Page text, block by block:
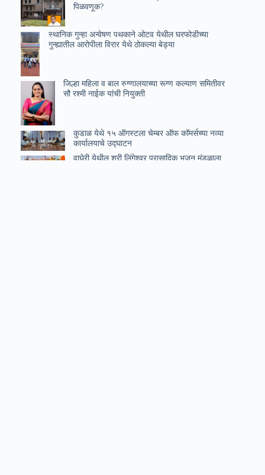
पिळवणूक?
स्थानिक गुन्हा अन्वेषण पथकाने ओटव येथील घरफोडीच्या
गुन्ह्यातील आरोपीला विरार येथे ठोकल्या बेड्या
जिल्हा महिला व बाल रुग्णालयाच्या रूग्ण कल्याण समितीवर
सौ रश्मी नाईक यांची नियुक्ती
कुडाळ येथे १५ ऑगस्टला चेम्बर ऑफ कॉमर्सच्या नव्या
कार्यालयाचे उ‌द्घाटन
वाघेरी येथील श्री लिंगेश्वर प्रासादिक भजन मंडळाला